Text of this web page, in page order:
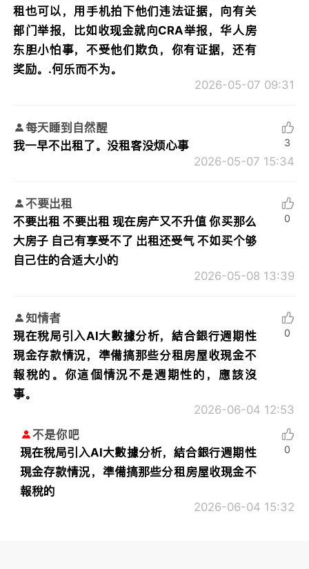
租也可以，用手机拍下他们违法证据，向有关
部门举报，比如收现金就向CRA举报，华人房
东胆小怕事，不受他们欺负，你有证据，还有
奖励。.何乐而不为。
2026-05-07 09:31
每天睡到自然醒
我一早不出租了。没租客没烦心事
2026-05-07 15:34
3
不要出租
不要出租 不要出租 现在房产又不升值 你买那么
大房子 自己有享受不了 出租还受气 不如买个够
自己住的合适大小的
2026-05-08 13:39
0
知情者
現在稅局引入AI大數據分析，結合銀行週期性
現金存款情況，準備搞那些分租房屋收現金不
報稅的。你這個情況不是週期性的，應該沒
事。
2026-06-04 12:53
0
不是你吧
現在稅局引入AI大數據分析，結合銀行週期性
現金存款情況，準備搞那些分租房屋收現金不
報稅的
2026-06-04 15:32
0